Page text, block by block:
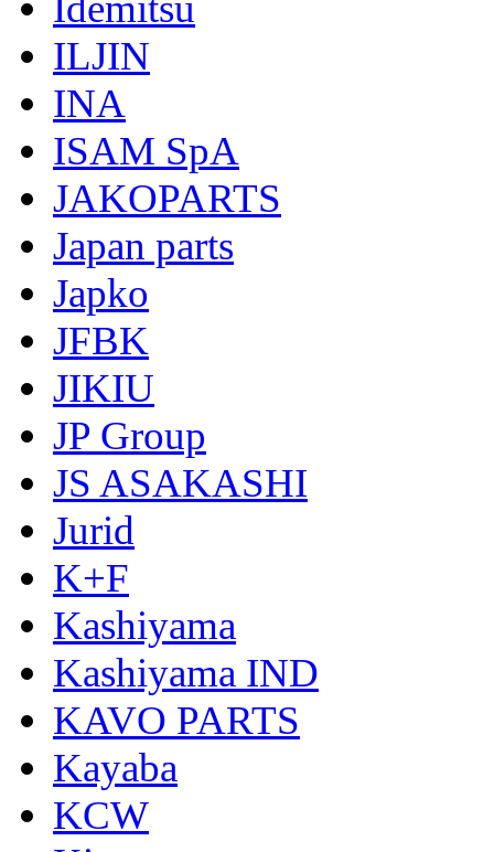
ILJIN
INA
ISAM SpA
JAKOPARTS
Japan parts
Japko
JFBK
JIKIU
JP Group
JS ASAKASHI
Jurid
K+F
Kashiyama
Kashiyama IND
KAVO PARTS
Kayaba
KCW